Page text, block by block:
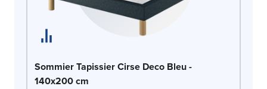
Sommier Tapissier Cirse Deco Bleu -
140x200 cm